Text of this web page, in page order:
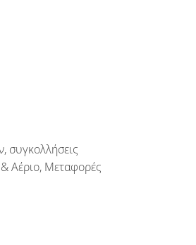
συγκολλήσεις
Αέριο, Μεταφορές